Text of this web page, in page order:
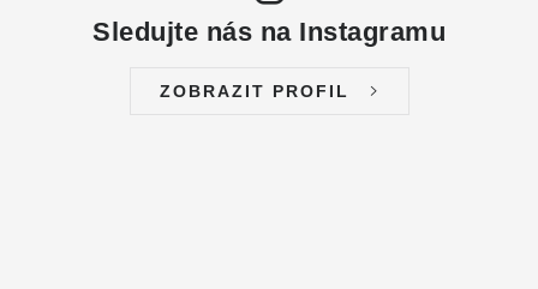
Sledujte nás na Instagramu
ZOBRAZIT PROFIL